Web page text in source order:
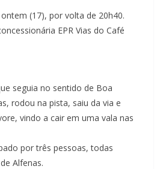
(17), por volta de 20h40.
EPR Vias do Café
seguia no sentido de Boa
rodou na pista, saiu da via e
vindo a cair em uma vala nas
por três pessoas, todas
Alfenas.